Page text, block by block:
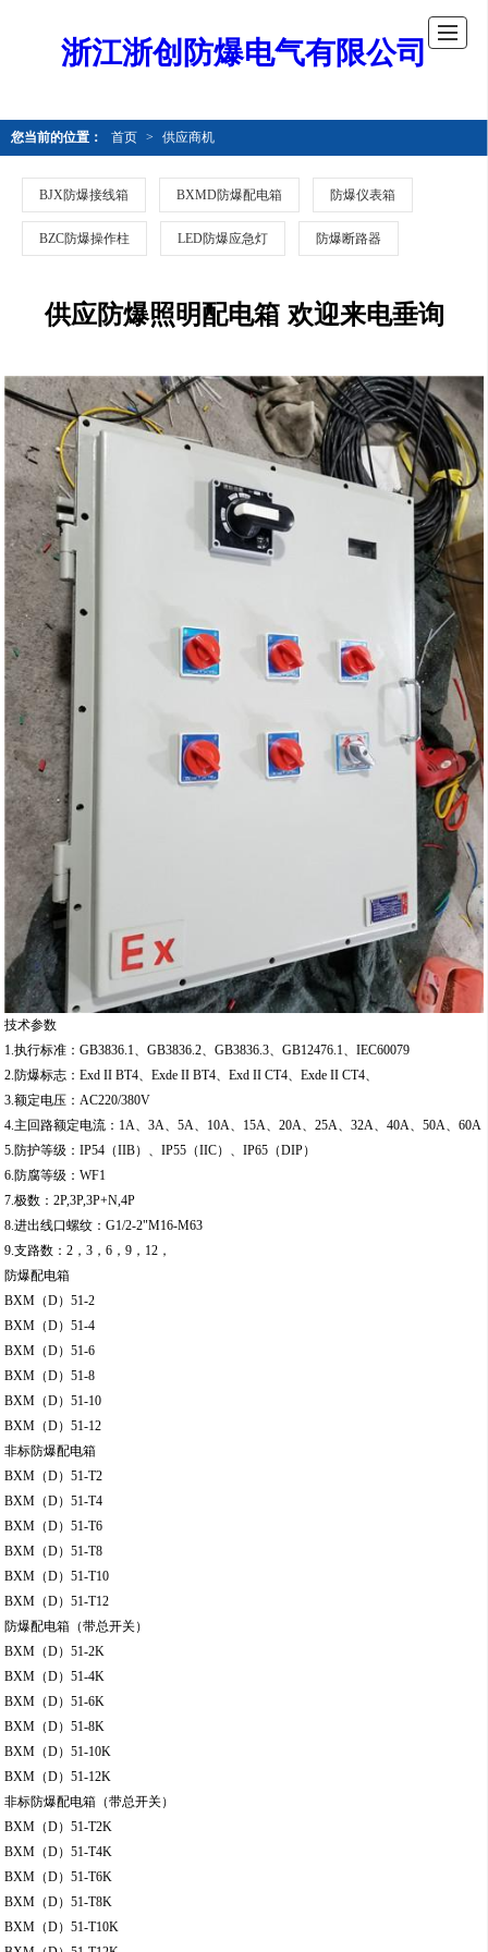
浙江浙创防爆电气有限公司
您当前的位置： 首页 > 供应商机
BJX防爆接线箱 BXMD防爆配电箱 防爆仪表箱
BZC防爆操作柱 LED防爆应急灯 防爆断路器
供应防爆照明配电箱 欢迎来电垂询
技术参数
1.执行标准：GB3836.1、GB3836.2、GB3836.3、GB12476.1、IEC60079
2.防爆标志：Exd II BT4、Exde II BT4、Exd II CT4、Exde II CT4、
3.额定电压：AC220/380V
4.主回路额定电流：1A、3A、5A、10A、15A、20A、25A、32A、40A、50A、60A
5.防护等级：IP54（IIB）、IP55（IIC）、IP65（DIP）
6.防腐等级：WF1
7.极数：2P,3P,3P+N,4P
8.进出线口螺纹：G1/2-2"M16-M63
9.支路数：2，3，6，9，12，
防爆配电箱
BXM（D）51-2
BXM（D）51-4
BXM（D）51-6
BXM（D）51-8
BXM（D）51-10
BXM（D）51-12
非标防爆配电箱
BXM（D）51-T2
BXM（D）51-T4
BXM（D）51-T6
BXM（D）51-T8
BXM（D）51-T10
BXM（D）51-T12
防爆配电箱（带总开关）
BXM（D）51-2K
BXM（D）51-4K
BXM（D）51-6K
BXM（D）51-8K
BXM（D）51-10K
BXM（D）51-12K
非标防爆配电箱（带总开关）
BXM（D）51-T2K
BXM（D）51-T4K
BXM（D）51-T6K
BXM（D）51-T8K
BXM（D）51-T10K